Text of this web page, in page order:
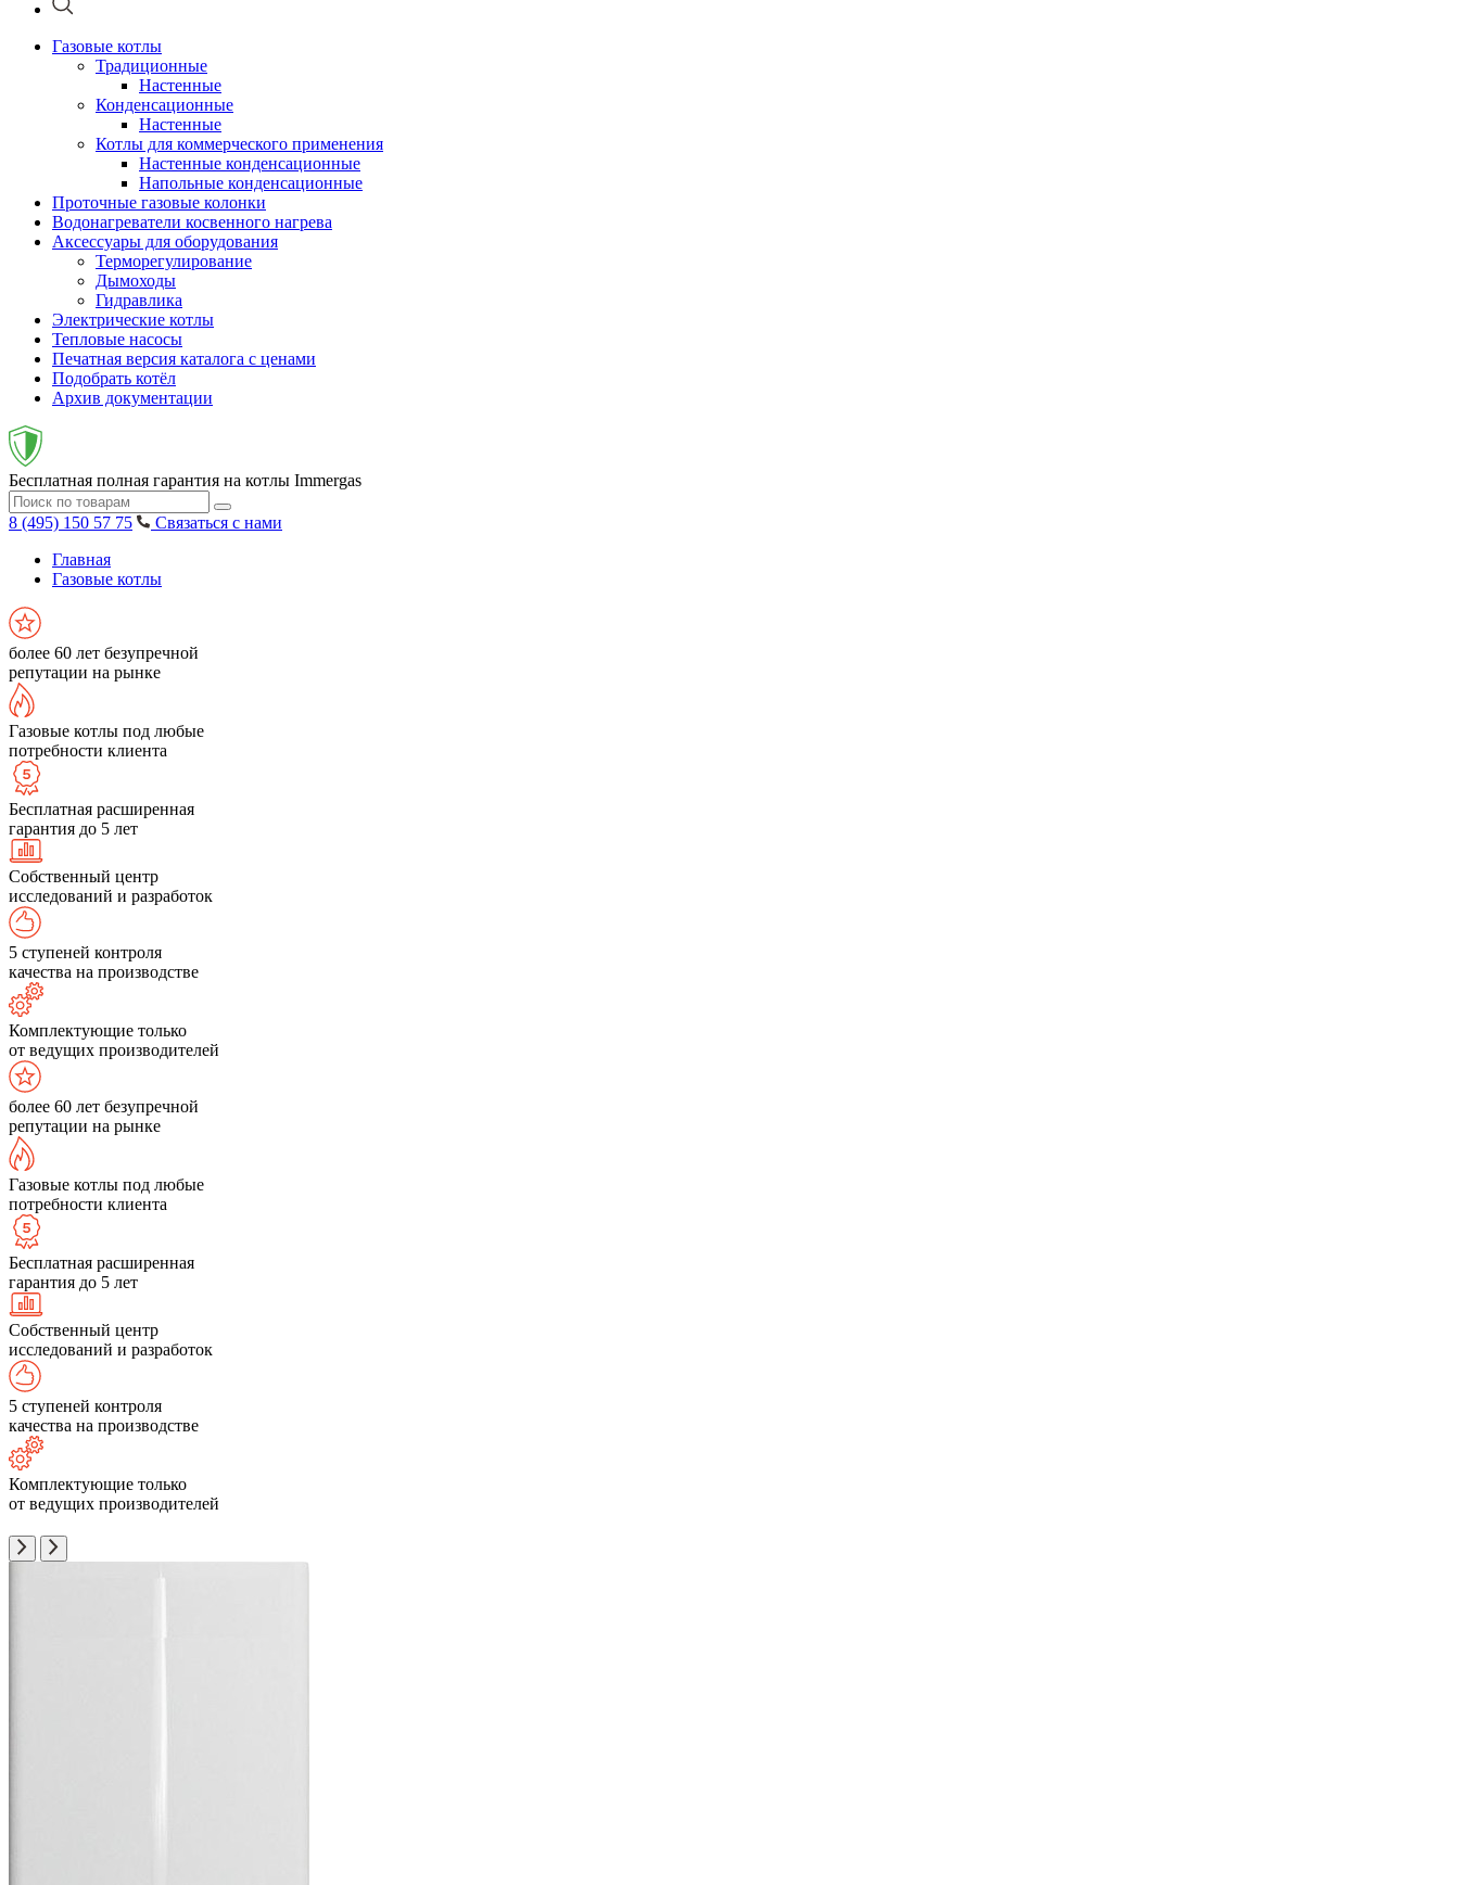
Газовые котлы
Традиционные
Настенные
Конденсационные
Настенные
Котлы для коммерческого применения
Настенные конденсационные
Напольные конденсационные
Проточные газовые колонки
Водонагреватели косвенного нагрева
Аксессуары для оборудования
Терморегулирование
Дымоходы
Гидравлика
Электрические котлы
Тепловые насосы
Печатная версия каталога с ценами
Подобрать котёл
Архив документации
Бесплатная полная гарантия на котлы Immergas
8 (495) 150 57 75
Связаться с нами
Главная
Газовые котлы
более 60 лет безупречной
репутации на рынке
Газовые котлы под любые
потребности клиента
Бесплатная расширенная
гарантия до 5 лет
Собственный центр
исследований и разработок
5 ступеней контроля
качества на производстве
Комплектующие только
от ведущих производителей
более 60 лет безупречной
репутации на рынке
Газовые котлы под любые
потребности клиента
Бесплатная расширенная
гарантия до 5 лет
Собственный центр
исследований и разработок
5 ступеней контроля
качества на производстве
Комплектующие только
от ведущих производителей